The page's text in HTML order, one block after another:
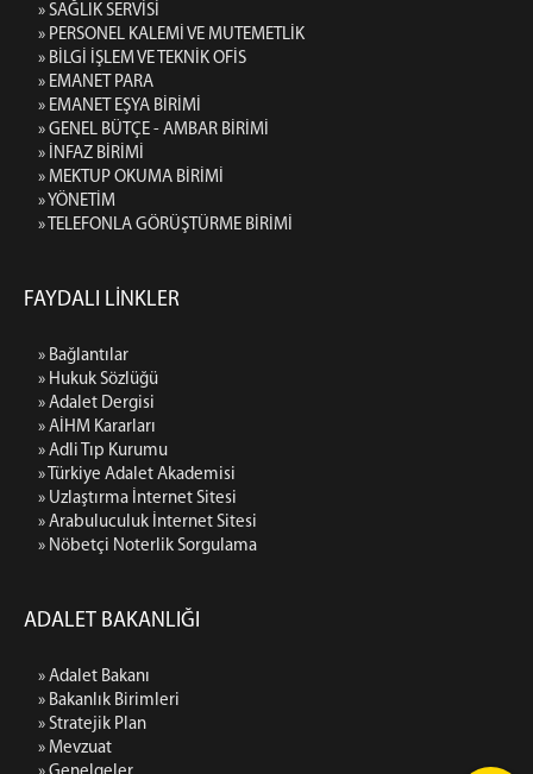
» SAĞLIK SERVİSİ
» PERSONEL KALEMİ VE MUTEMETLİK
» BİLGİ İŞLEM VE TEKNİK OFİS
» EMANET PARA
» EMANET EŞYA BİRİMİ
» GENEL BÜTÇE - AMBAR BİRİMİ
» İNFAZ BİRİMİ
» MEKTUP OKUMA BİRİMİ
» YÖNETİM
» TELEFONLA GÖRÜŞTÜRME BİRİMİ
FAYDALI LİNKLER
» Bağlantılar
» Hukuk Sözlüğü
» Adalet Dergisi
» AİHM Kararları
» Adli Tıp Kurumu
» Türkiye Adalet Akademisi
» Uzlaştırma İnternet Sitesi
» Arabuluculuk İnternet Sitesi
» Nöbetçi Noterlik Sorgulama
ADALET BAKANLIĞI
» Adalet Bakanı
» Bakanlık Birimleri
» Stratejik Plan
» Mevzuat